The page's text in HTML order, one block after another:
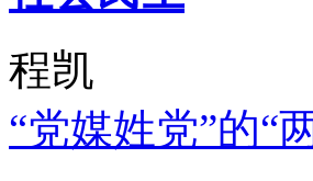
程凯
“党媒姓党”的“